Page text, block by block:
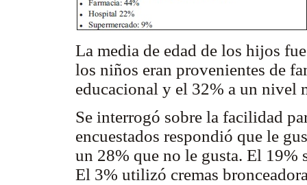
La media de edad de los hijos
los niños eran provenientes de
educacional y el 32% a un nivel
Se interrogó sobre la facilidad
encuestados respondió que le
un 28% que no le gusta. El 19%
El 3% utilizó cremas